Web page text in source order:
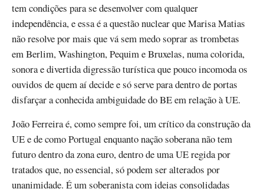
tem condições para se desenvolver com qualquer
independência, e essa é a questão nuclear que Marisa Matias
não resolve por mais que vá sem medo soprar as trombetas
em Berlim, Washington, Pequim e Bruxelas, numa colorida,
sonora e divertida digressão turística que pouco incomoda os
ouvidos de quem aí decide e só serve para dentro de portas
disfarçar a conhecida ambiguidade do BE em relação à UE.
João Ferreira é, como sempre foi, um crítico da construção da
UE e de como Portugal enquanto nação soberana não tem
futuro dentro da zona euro, dentro de uma UE regida por
tratados que, no essencial, só podem ser alterados por
unanimidade. É um soberanista com ideias consolidadas